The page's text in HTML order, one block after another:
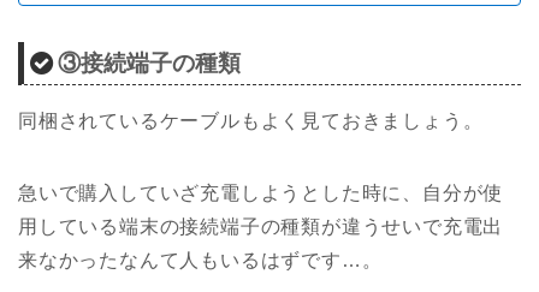
③接続端子の種類
同梱されているケーブルもよく見ておきましょう。
急いで購入していざ充電しようとした時に、自分が使
用している端末の接続端子の種類が違うせいで充電出
来なかったなんて人もいるはずです…。